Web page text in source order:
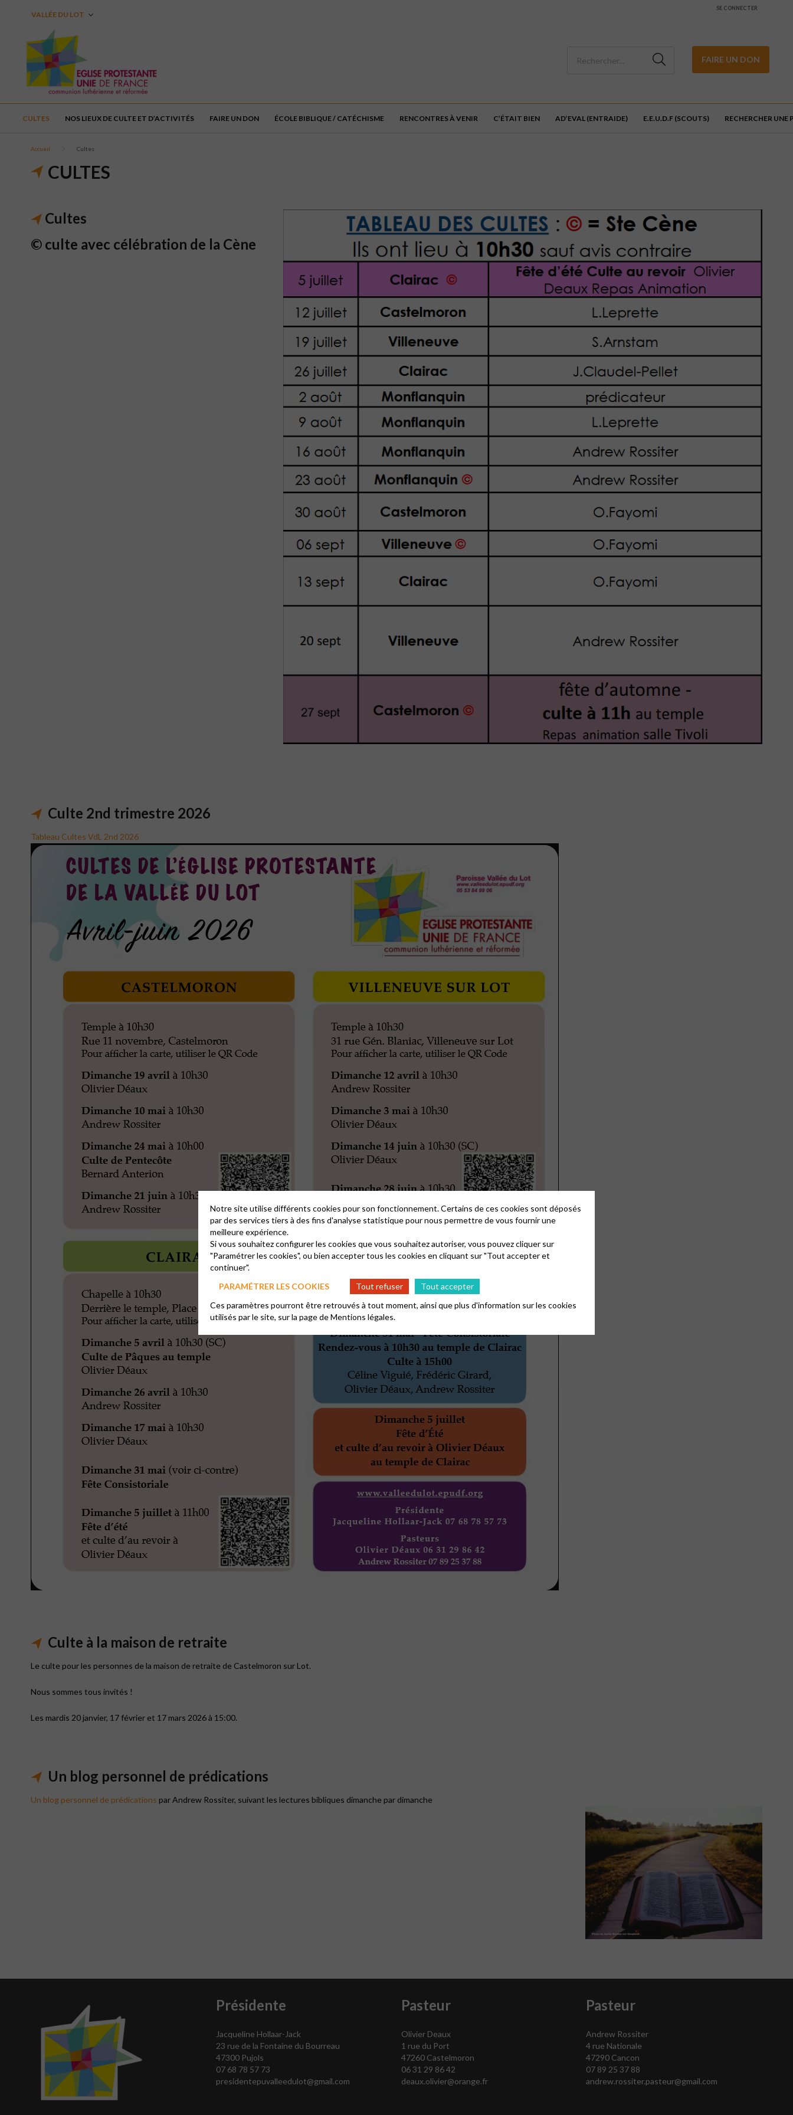
VALLÉE DU LOT
SE CONNECTER
FAIRE UN DON
CULTES NOS LIEUX DE CULTE ET D’ACTIVITÉS FAIRE UN DON ÉCOLE BIBLIQUE / CATÉCHISME RENCONTRES À VENIR C’ÉTAIT BIEN AD’EVAL (ENTRAIDE) E.E.U.D.F (SCOUTS) RECHERCHER UNE
Accueil Cultes
CULTES
Cultes
© culte avec célébration de la Cène
Culte 2nd trimestre 2026
Tableau Cultes VdL 2nd 2026
Culte à la maison de retraite
Le culte pour les personnes de la maison de retraite de Castelmoron sur Lot.
Nous sommes tous invités !
Les mardis 20 janvier, 17 février et 17 mars 2026 à 15:00.
Un blog personnel de prédications
Un blog personnel de prédications par Andrew Rossiter, suivant les lectures bibliques dimanche par dimanche
Présidente
Jacqueline Hollaar-Jack
23 rue de la Fontaine du Bourreau
47300 Pujols
07 68 78 57 73
presidentepuvalleedulot@gmail.com
Pasteur
Olivier Deaux
1 rue du Port
47260 Castelmoron
06 31 29 86 42
deaux.olivier@orange.fr
Pasteur
Andrew Rossiter
4 rue Nationale
47290 Cancon
07 89 25 37 88
andrew.rossiter.pasteur@gmail.com
Notre site utilise différents cookies pour son fonctionnement. Certains de ces cookies sont déposés
par des services tiers à des fins d'analyse statistique pour nous permettre de vous fournir une
meilleure expérience.
Si vous souhaitez configurer les cookies que vous souhaitez autoriser, vous pouvez cliquer sur
"Paramétrer les cookies", ou bien accepter tous les cookies en cliquant sur "Tout accepter et
continuer".
PARAMÉTRER LES COOKIES
Tout refuser
Tout accepter
Ces paramètres pourront être retrouvés à tout moment, ainsi que plus d'information sur les cookies
utilisés par le site, sur la page deMentions légales.